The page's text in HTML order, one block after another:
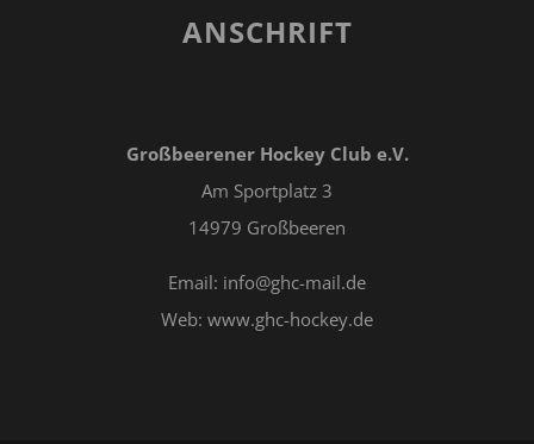
ANSCHRIFT
Großbeerener Hockey Club e.V.
Am Sportplatz 3
14979 Großbeeren
Email: info@ghc-mail.de
Web: www.ghc-hockey.de